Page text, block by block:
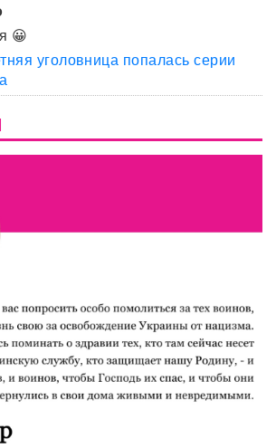
😀
уголовница попалась серии